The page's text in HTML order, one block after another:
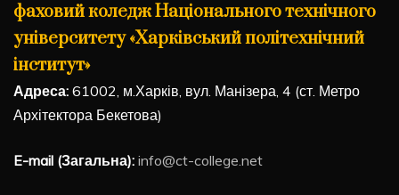
фаховий коледж Національного технічного
університету «Харківський політехнічний
інститут»
Адреса: 61002, м.Харків, вул. Манізера, 4 (ст. Метро
Архітектора Бекетова)
E-mail (Загальна): info@ct-college.net